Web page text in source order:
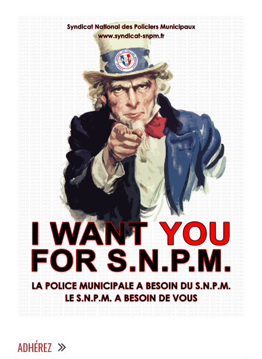
ADHÉREZ